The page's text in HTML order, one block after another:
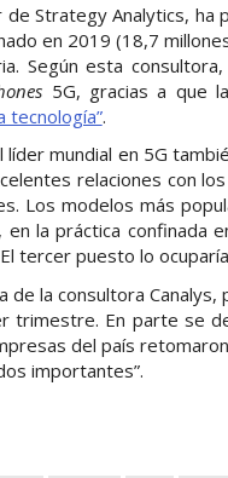
Strategy Analytics, ha
en 2019 (18,7
Según esta
5G, gracias a que
tecnología”.
mundial en 5G
relaciones con
Los modelos más
en la práctica confinada
tercer puesto lo
de la consultora
trimestre. En parte se
del país
importantes”.